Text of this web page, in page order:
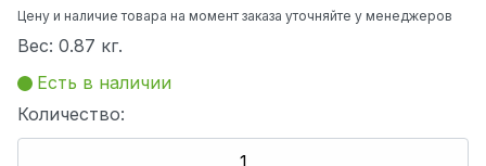
Цену и наличие товара на момент заказа уточняйте у менеджеров
Вес: 0.87 кг.
Есть в наличии
Количество: